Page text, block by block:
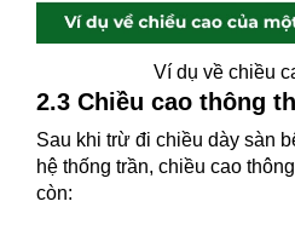
Ví dụ về chiều
2.3 Chiều cao thông
Sau khi trừ đi chiều dày sàn
hệ thống trần, chiều cao
còn: